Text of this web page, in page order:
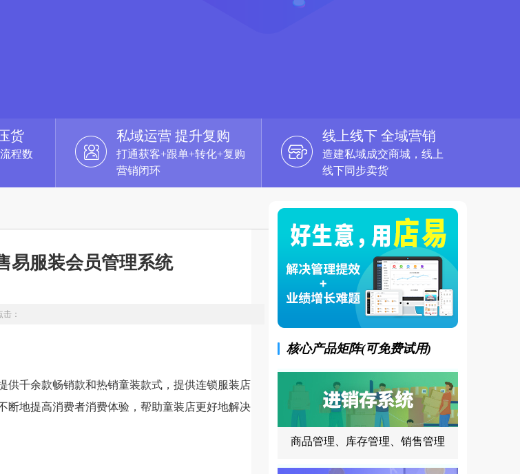
货
程数
私域运营 提升复购
打通获客+跟单+转化+复购
营销闭环
线上线下 全域营销
造建私域成交商城，线上
线下同步卖货
易服装会员管理系统
：
千余款畅销款和热销童装款式，提供连锁服装店
断地提高消费者消费体验，帮助童装店更好地解决
核心产品矩阵(可免费试用)
商品管理、库存管理、销售管理